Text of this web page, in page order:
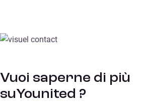
Vuoi saperne di più
suYounited ?